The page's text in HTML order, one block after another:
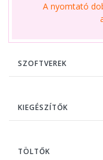
A nyomtató
SZOFTVEREK
KIEGÉSZÍTŐK
TÖLTŐK